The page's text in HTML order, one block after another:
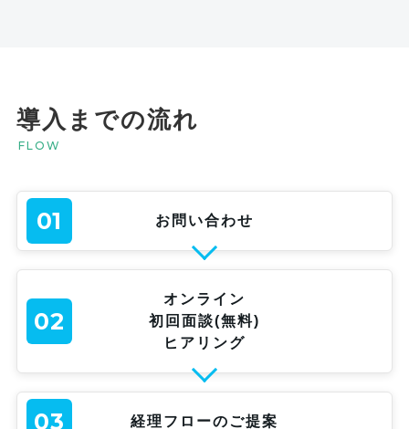
導入までの流れ
FLOW
01 お問い合わせ
02
オンライン
初回面談(無料)
ヒアリング
03 経理フローのご提案